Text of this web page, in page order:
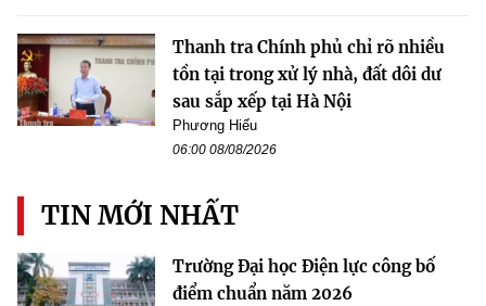
Thanh tra Chính phủ chỉ rõ nhiều
tồn tại trong xử lý nhà, đất dôi dư
sau sắp xếp tại Hà Nội
Phương Hiếu
06:00 08/08/2026
TIN MỚI NHẤT
Trường Đại học Điện lực công bố
điểm chuẩn năm 2026